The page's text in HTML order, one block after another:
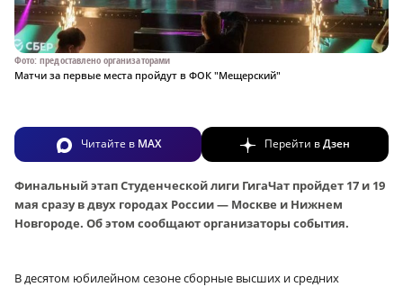
Фото: предоставлено организаторами
Матчи за первые места пройдут в ФОК "Мещерский"
Читайте в MAX Перейти вДзен
Финальный этап Студенческой лиги ГигаЧат пройдет 17 и 19
мая сразу в двух городах России — Москве и Нижнем
Новгороде. Об этом сообщают организаторы события.
В десятом юбилейном сезоне сборные высших и средних